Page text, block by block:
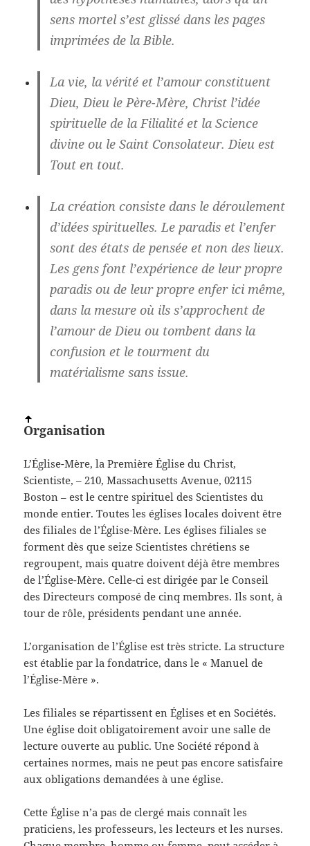
sens mortel s’est glissé dans les pages
imprimées de la Bible.
La vie, la vérité et l’amour constituent
Dieu, Dieu le Père-Mère, Christ l’idée
spirituelle de la Filialité et la Science
divine ou le Saint Consolateur. Dieu est
Tout en tout.
La création consiste dans le déroulement
d’idées spirituelles. Le paradis et l’enfer
sont des états de pensée et non des lieux.
Les gens font l’expérience de leur propre
paradis ou de leur propre enfer ici même,
dans la mesure où ils s’approchent de
l’amour de Dieu ou tombent dans la
confusion et le tourment du
matérialisme sans issue.
Organisation
L’Église-Mère, la Première Église du Christ,
Scientiste, – 210, Massachusetts Avenue, 02115
Boston – est le centre spirituel des Scientistes du
monde entier. Toutes les églises locales doivent être
des filiales de l’Église-Mère. Les églises filiales se
forment dès que seize Scientistes chrétiens se
regroupent, mais quatre doivent déjà être membres
de l’Église-Mère. Celle-ci est dirigée par le Conseil
des Directeurs composé de cinq membres. Ils sont, à
tour de rôle, présidents pendant une année.
L’organisation de l’Église est très stricte. La structure
est établie par la fondatrice, dans le « Manuel de
l’Église-Mère ».
Les filiales se répartissent en Églises et en Sociétés.
Une église doit obligatoirement avoir une salle de
lecture ouverte au public. Une Société répond à
certaines normes, mais ne peut pas encore satisfaire
aux obligations demandées à une église.
Cette Église n’a pas de clergé mais connaît les
praticiens, les professeurs, les lecteurs et les nurses.